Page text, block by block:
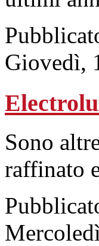
Giovedì,
Sono
raffinato